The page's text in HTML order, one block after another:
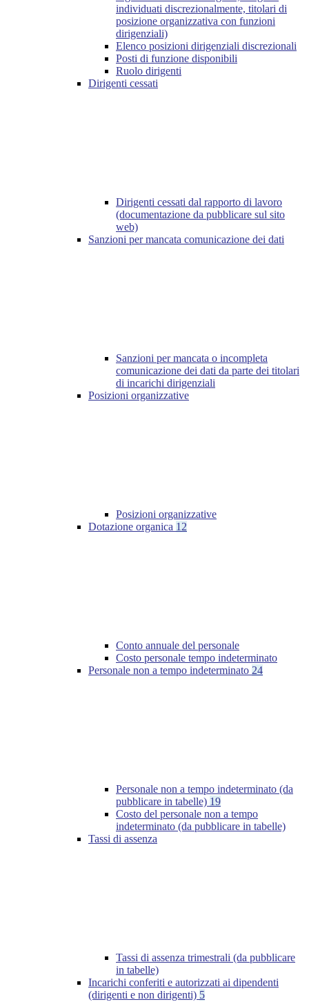
individuati discrezionalmente, titolari di
posizione organizzativa con funzioni
dirigenziali)
Elenco posizioni dirigenziali discrezionali
Posti di funzione disponibili
Ruolo dirigenti
Dirigenti cessati
Dirigenti cessati dal rapporto di lavoro
(documentazione da pubblicare sul sito
web)
Sanzioni per mancata comunicazione dei dati
Sanzioni per mancata o incompleta
comunicazione dei dati da parte dei titolari
di incarichi dirigenziali
Posizioni organizzative
Posizioni organizzative
Dotazione organica 12
Conto annuale del personale
Costo personale tempo indeterminato
Personale non a tempo indeterminato 24
Personale non a tempo indeterminato (da
pubblicare in tabelle) 19
Costo del personale non a tempo
indeterminato (da pubblicare in tabelle)
Tassi di assenza
Tassi di assenza trimestrali (da pubblicare
in tabelle)
Incarichi conferiti e autorizzati ai dipendenti
(dirigenti e non dirigenti) 5